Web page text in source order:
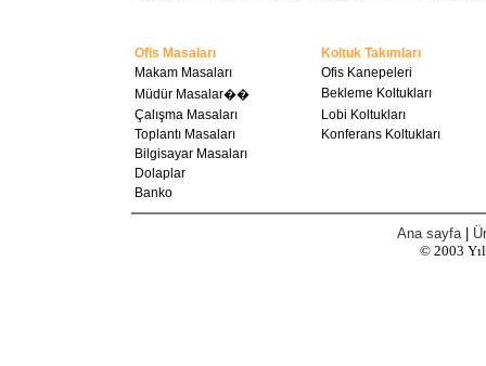
Ofis Masaları
Koltuk Takımları
Makam Masaları
Ofis Kanepeleri
Müdür Masalar��
Bekleme Koltukları
Çalışma Masaları
Lobi Koltukları
Toplantı Masaları
Konferans Koltukları
Bilgisayar Masaları
Dolaplar
Banko
Ana sayfa
© 2003